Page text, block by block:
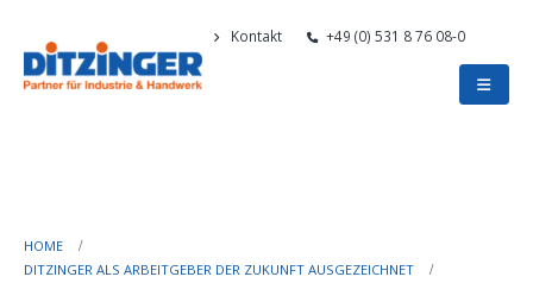
Kontakt +49 (0) 531 8 76 08-0
HOME
DITZINGER ALS ARBEITGEBER DER ZUKUNFT AUSGEZEICHNET